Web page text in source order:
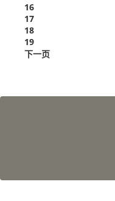
16
17
18
19
下一页